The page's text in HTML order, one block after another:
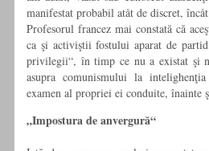
manifestat probabil atåt de discret,
Profesorul francez mai constată că
ca şi activiştii fostului aparat de
privilegii“, în timp ce nu a existat şi
asupra comunismului la
examen al propriei ei conduite, înainte
„Impostura de anvergură“